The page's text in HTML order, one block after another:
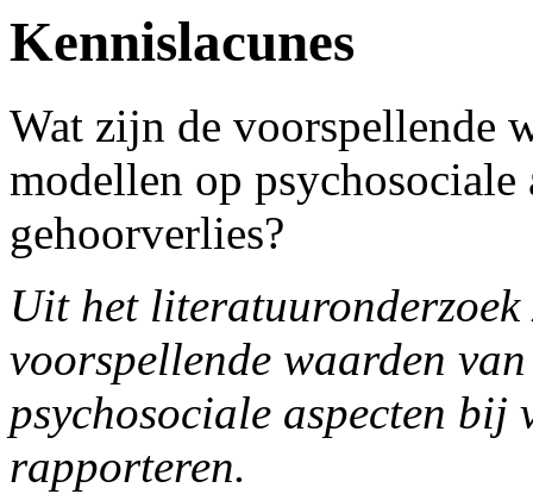
Kennislacunes
Wat zijn de voorspellende
modellen op psychosociale
gehoorverlies?
Uit het literatuuronderzoek
voorspellende waarden
psychosociale aspecten bij
rapporteren.